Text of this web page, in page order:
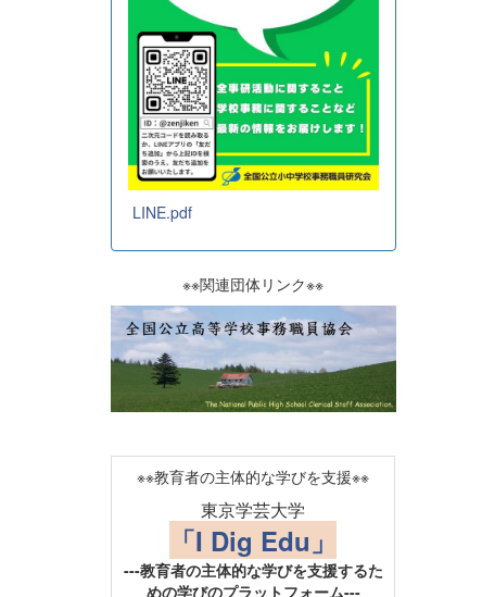
LINE.pdf
※※関連団体リンク※※
※※教育者の主体的な学びを支援※※
東京学芸大学
「I Dig Edu」
---教育者の主体的な学びを支援するた
めの学びのプラットフォーム---